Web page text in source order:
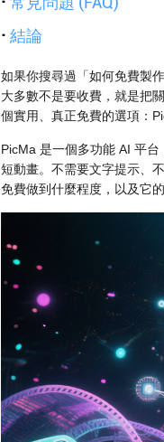
·結論
如果你搜尋過「如何免費製
大多數不是要收費，就是把
個實用、真正免費的選項：
PicMa 是一個多功能 AI 平
短動畫。不需要文字提示、
免費做到什麼程度，以及它的